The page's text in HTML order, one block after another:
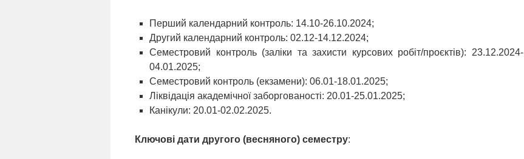
Перший календарний контроль: 14.10-26.10.2024;
Другий календарний контроль: 02.12-14.12.2024;
Семестровий контроль (заліки та захисти курсових робіт/проєктів): 23.12.2024-
04.01.2025;
Семестровий контроль (екзамени): 06.01-18.01.2025;
Ліквідація академічної заборгованості: 20.01-25.01.2025;
Канікули: 20.01-02.02.2025.
Ключові дати другого (весняного) семестру: